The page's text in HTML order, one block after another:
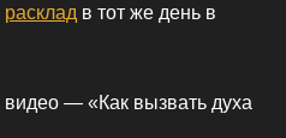
расклад в тот же день в
— «Как вызвать духа